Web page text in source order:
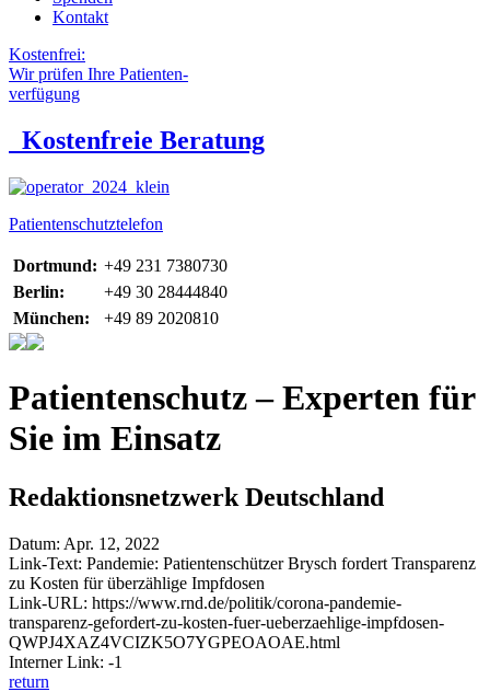
Kontakt
Kostenfrei:
Wir prüfen Ihre Patienten-
verfügung
Kostenfreie Beratung
Patientenschutztelefon
Dortmund: +49 231 7380730
Berlin:
+49 30 28444840
München:
+49 89 2020810
Patientenschutz – Experten für
Sie im Einsatz
Redaktionsnetzwerk Deutschland
Datum: Apr. 12, 2022
Link-Text: Pandemie: Patientenschützer Brysch fordert Transparenz
zu Kosten für überzählige Impfdosen
Link-URL: https://www.rnd.de/politik/corona-pandemie-
transparenz-gefordert-zu-kosten-fuer-ueberzaehlige-impfdosen-
QWPJ4XAZ4VCIZK5O7YGPEOAOAE.html
Interner Link: -1
return